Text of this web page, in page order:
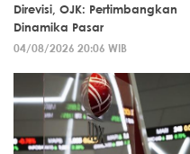
Direvisi, OJK: Pertimbangkan
Dinamika Pasar
04/08/2026 20:06 WIB